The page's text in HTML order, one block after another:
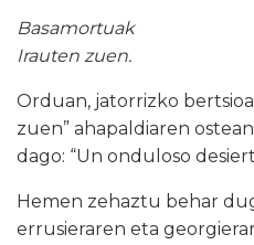
Basamortuak
Irauten zuen.
Orduan, jatorrizko
zuen” ahapaldiaren
dago: “Un onduloso
Hemen zehaztu behar
errusieraren eta